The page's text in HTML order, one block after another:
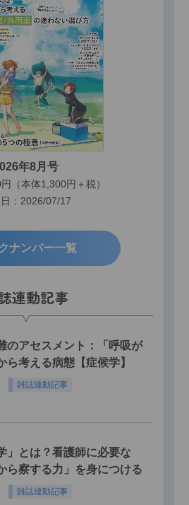
年8月号
（本体1,300円＋税）
：2026/07/17
ナンバー一覧
連動記事
のアセスメント：「呼吸が
ら考える病態【症候学】
雑誌連動記事
」とは？看護師に必要な
ら察する力」を身につける
雑誌連動記事